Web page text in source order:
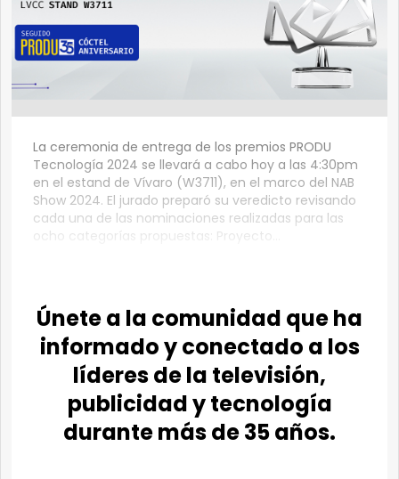
La ceremonia de entrega de los premios PRODU
Tecnología 2024 se llevará a cabo hoy a las 4:30pm
en el estand de Vívaro (W3711), en el marco del NAB
Show 2024. El jurado preparó su veredicto revisando
cada una de las nominaciones realizadas para las
ocho categorías propuestas: Proyecto...
Únete a la comunidad que ha
informado y conectado a los
líderes de la televisión,
publicidad y tecnología
durante más de 35 años.